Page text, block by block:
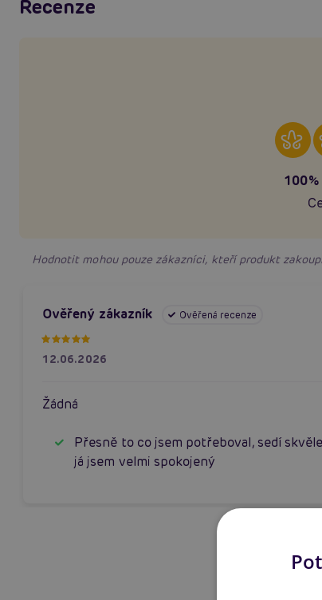
Recenze
Hodnotit mohou pouze zákazníci, kteří produkt
Ověřený zákazník Ověřená recenze
12.06.2026
Žádná
Přesně to co jsem potřeboval, sedí
já jsem velmi spokojený